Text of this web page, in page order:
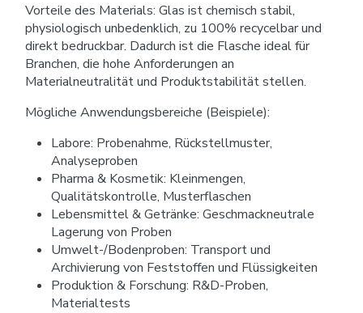
Vorteile des Materials: Glas ist chemisch stabil,
physiologisch unbedenklich, zu 100% recycelbar und
direkt bedruckbar. Dadurch ist die Flasche ideal für
Branchen, die hohe Anforderungen an
Materialneutralität und Produktstabilität stellen.
Mögliche Anwendungsbereiche (Beispiele):
Labore: Probenahme, Rückstellmuster,
Analyseproben
Pharma & Kosmetik: Kleinmengen,
Qualitätskontrolle, Musterflaschen
Lebensmittel & Getränke: Geschmackneutrale
Lagerung von Proben
Umwelt-/Bodenproben: Transport und
Archivierung von Feststoffen und Flüssigkeiten
Produktion & Forschung: R&D-Proben,
Materialtests